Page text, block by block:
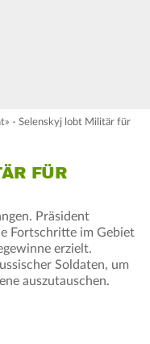
- Selenskyj lobt Militär für
FÜR
Präsident
Fortschritte im Gebiet
erzielt.
Soldaten, um
auszutauschen.